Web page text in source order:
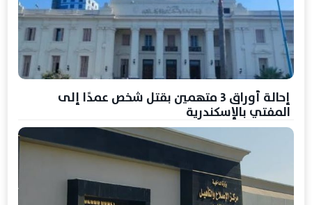
إحالة أوراق 3 متهمين بقتل شخص عمدًا إلى
المفتي بالإسكندرية